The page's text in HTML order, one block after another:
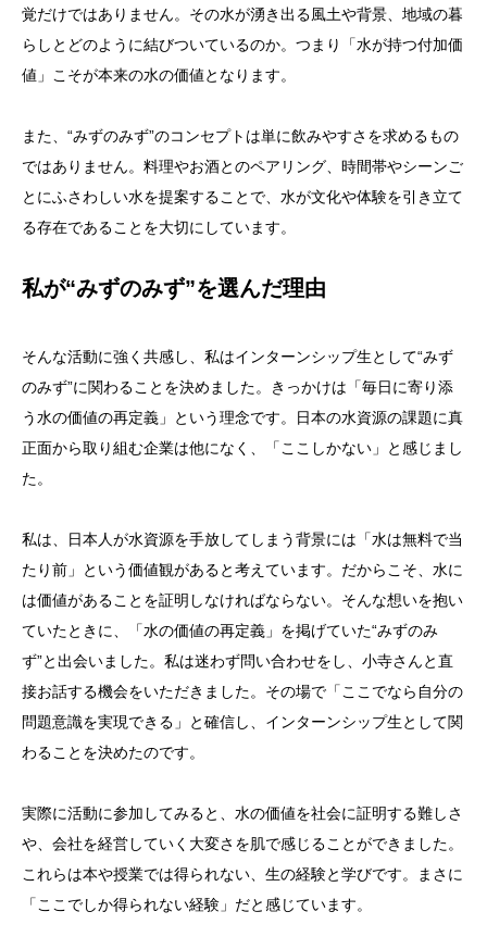
覚だけではありません。その水が湧き出る風土や背景、地域の暮
らしとどのように結びついているのか。つまり「水が持つ付加価
値」こそが本来の水の価値となります。
また、“みずのみず”のコンセプトは単に飲みやすさを求めるもの
ではありません。料理やお酒とのペアリング、時間帯やシーンご
とにふさわしい水を提案することで、水が文化や体験を引き立て
る存在であることを大切にしています。
私が“みずのみず”を選んだ理由
そんな活動に強く共感し、私はインターンシップ生として“みず
のみず”に関わることを決めました。きっかけは「毎日に寄り添
う水の価値の再定義」という理念です。日本の水資源の課題に真
正面から取り組む企業は他になく、「ここしかない」と感じまし
た。
私は、日本人が水資源を手放してしまう背景には「水は無料で当
たり前」という価値観があると考えています。だからこそ、水に
は価値があることを証明しなければならない。そんな想いを抱い
ていたときに、「水の価値の再定義」を掲げていた“みずのみ
ず”と出会いました。私は迷わず問い合わせをし、小寺さんと直
接お話する機会をいただきました。その場で「ここでなら自分の
問題意識を実現できる」と確信し、インターンシップ生として関
わることを決めたのです。
実際に活動に参加してみると、水の価値を社会に証明する難しさ
や、会社を経営していく大変さを肌で感じることができました。
これらは本や授業では得られない、生の経験と学びです。まさに
「ここでしか得られない経験」だと感じています。